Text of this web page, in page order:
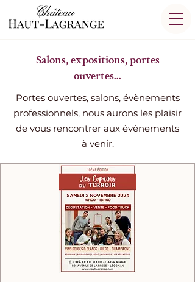
Salons, expositions, portes
ouvertes...
Portes ouvertes, salons, évènements
professionnels, nous aurons les plaisir
de vous rencontrer aux évènements
à venir.